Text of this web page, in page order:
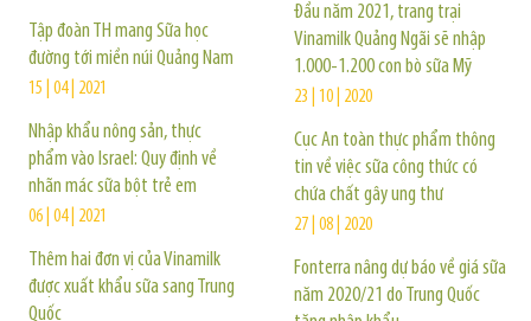
Tập đoàn TH mang Sữa học
đường tới miền núi Quảng Nam
15 | 04 | 2021
Nhập khẩu nông sản, thực
phẩm vào Israel: Quy định về
nhãn mác sữa bột trẻ em
06 | 04 | 2021
Thêm hai đơn vị của Vinamilk
được xuất khẩu sữa sang Trung
Quốc
Đầu năm 2021, trang trại
Vinamilk Quảng Ngãi sẽ nhập
1.000-1.200 con bò sữa Mỹ
23 | 10 | 2020
Cục An toàn thực phẩm thông
tin về việc sữa công thức có
chứa chất gây ung thư
27 | 08 | 2020
Fonterra nâng dự báo về giá sữa
năm 2020/21 do Trung Quốc